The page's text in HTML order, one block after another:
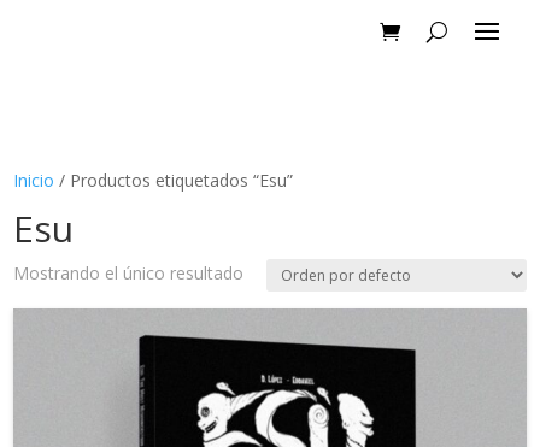
Inicio / Productos etiquetados “Esu”
Esu
Mostrando el único resultado